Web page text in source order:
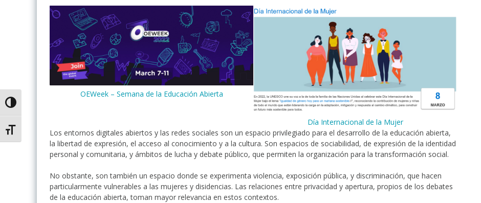
Alternar alto contraste
Alternar tamaño de letra
OEWeek – Semana de la Educación Abierta
Día Internacional de la Mujer
Los entornos digitales abiertos y las redes sociales son un espacio privilegiado para el desarrollo de la educación abierta,
la libertad de expresión, el acceso al conocimiento y a la cultura. Son espacios de sociabilidad, de expresión de la identidad
personal y comunitaria, y ámbitos de lucha y debate público, que permiten la organización para la transformación social.
No obstante, son también un espacio donde se experimenta violencia, exposición pública, y discriminación, que hacen
particularmente vulnerables a las mujeres y disidencias. Las relaciones entre privacidad y apertura, propios de los debates
de la educación abierta, toman mayor relevancia en estos contextos.